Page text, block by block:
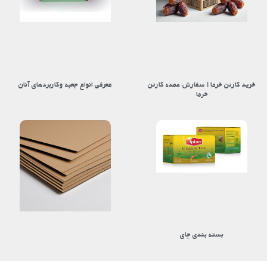
خرید کارتن خرما | سفارش عمده کارتن
خرما
معرفی انواع جعبه وکاربردهای آنان
بسته بندی چای